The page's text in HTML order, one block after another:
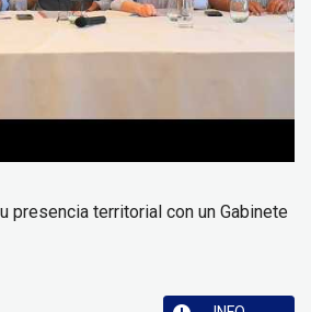
presencia territorial con un Gabinete